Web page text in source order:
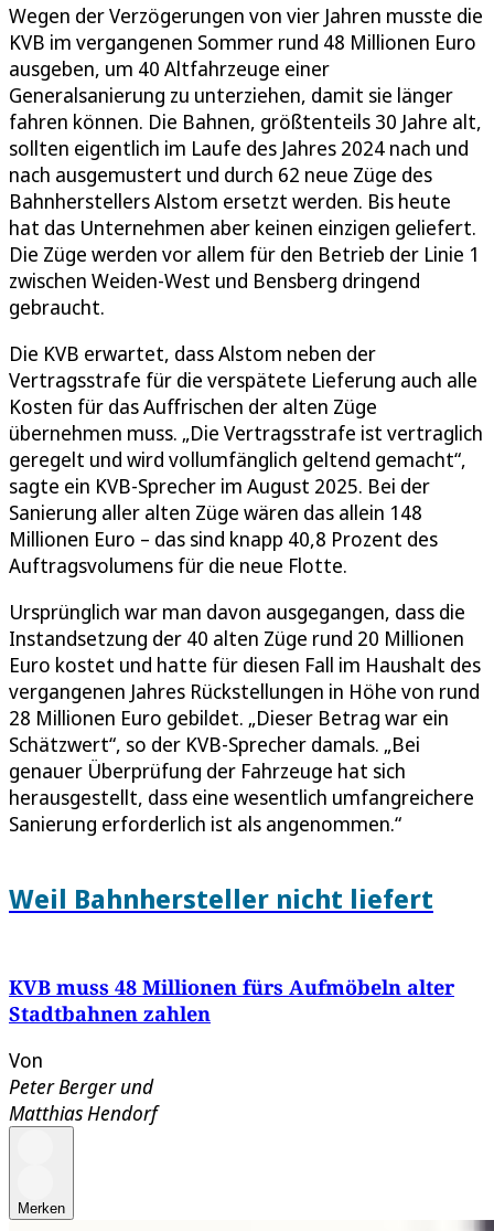
Wegen der Verzögerungen von vier Jahren musste die
KVB im vergangenen Sommer rund 48 Millionen Euro
ausgeben, um 40 Altfahrzeuge einer
Generalsanierung zu unterziehen, damit sie länger
fahren können. Die Bahnen, größtenteils 30 Jahre alt,
sollten eigentlich im Laufe des Jahres 2024 nach und
nach ausgemustert und durch 62 neue Züge des
Bahnherstellers Alstom ersetzt werden. Bis heute
hat das Unternehmen aber keinen einzigen geliefert.
Die Züge werden vor allem für den Betrieb der Linie 1
zwischen Weiden-West und Bensberg dringend
gebraucht.
Die KVB erwartet, dass Alstom neben der
Vertragsstrafe für die verspätete Lieferung auch alle
Kosten für das Auffrischen der alten Züge
übernehmen muss. „Die Vertragsstrafe ist vertraglich
geregelt und wird vollumfänglich geltend gemacht“,
sagte ein KVB-Sprecher im August 2025. Bei der
Sanierung aller alten Züge wären das allein 148
Millionen Euro – das sind knapp 40,8 Prozent des
Auftragsvolumens für die neue Flotte.
Ursprünglich war man davon ausgegangen, dass die
Instandsetzung der 40 alten Züge rund 20 Millionen
Euro kostet und hatte für diesen Fall im Haushalt des
vergangenen Jahres Rückstellungen in Höhe von rund
28 Millionen Euro gebildet. „Dieser Betrag war ein
Schätzwert“, so der KVB-Sprecher damals. „Bei
genauer Überprüfung der Fahrzeuge hat sich
herausgestellt, dass eine wesentlich umfangreichere
Sanierung erforderlich ist als angenommen.“
Weil Bahnhersteller nicht liefert
KVB muss 48 Millionen fürs Aufmöbeln alter
Stadtbahnen zahlen
Von
Peter Bergerund
Matthias Hendorf
Merken